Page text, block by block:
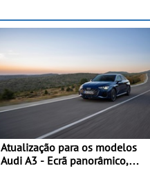
Atualização para os modelos
Audi A3 - Ecrã panorâmico,